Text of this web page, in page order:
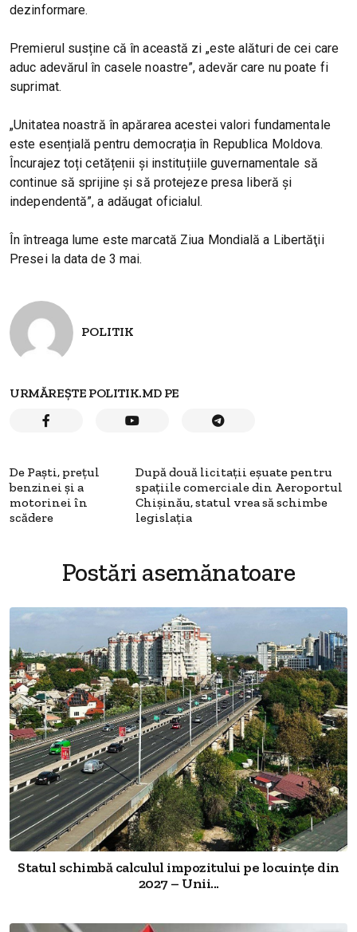
dezinformare.
Premierul susține că în această zi „este alături de cei care
aduc adevărul în casele noastre”, adevăr care nu poate fi
suprimat.
„Unitatea noastră în apărarea acestei valori fundamentale
este esențială pentru democrația în Republica Moldova.
Încurajez toți cetățenii și instituțiile guvernamentale să
continue să sprijine și să protejeze presa liberă și
independentă”, a adăugat oficialul.
În întreaga lume este marcată Ziua Mondială a Libertăţii
Presei la data de 3 mai.
POLITIK
URMĂREȘTE POLITIK.MD PE
De Paști, prețul
benzinei și a
motorinei în
scădere
După două licitații eșuate pentru
spațiile comerciale din Aeroportul
Chișinău, statul vrea să schimbe
legislația
Postări asemănatoare
Statul schimbă calculul impozitului pe locuințe din
2027 – Unii...